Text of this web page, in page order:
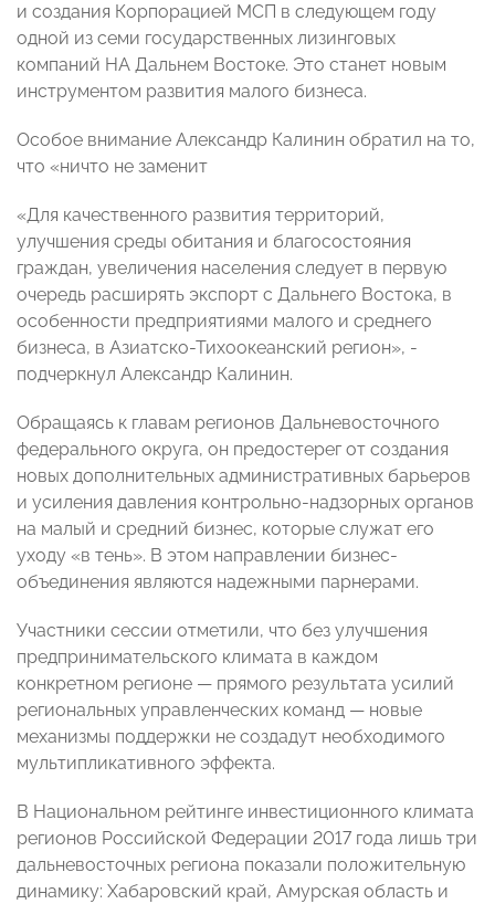
и создания Корпорацией МСП в следующем году
одной из семи государственных лизинговых
компаний НА Дальнем Востоке. Это станет новым
инструментом развития малого бизнеса.
Особое внимание Александр Калинин обратил на то,
что «ничто не заменит
«Для качественного развития территорий,
улучшения среды обитания и благосостояния
граждан, увеличения населения следует в первую
очередь расширять экспорт с Дальнего Востока, в
особенности предприятиями малого и среднего
бизнеса, в Азиатско-Тихоокеанский регион», -
подчеркнул Александр Калинин.
Обращаясь к главам регионов Дальневосточного
федерального округа, он предостерег от создания
новых дополнительных административных барьеров
и усиления давления контрольно-надзорных органов
на малый и средний бизнес, которые служат его
уходу «в тень». В этом направлении бизнес-
объединения являются надежными парнерами.
Участники сессии отметили, что без улучшения
предпринимательского климата в каждом
конкретном регионе — прямого результата усилий
региональных управленческих команд — новые
механизмы поддержки не создадут необходимого
мультипликативного эффекта.
В Национальном рейтинге инвестиционного климата
регионов Российской Федерации 2017 года лишь три
дальневосточных региона показали положительную
динамику: Хабаровский край, Амурская область и